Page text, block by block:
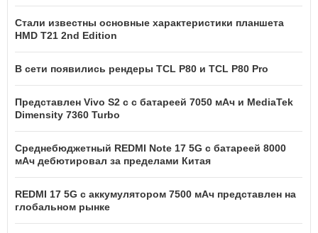
Стали известны основные характеристики планшета
HMD T21 2nd Edition
В сети появились рендеры TCL P80 и TCL P80 Pro
Представлен Vivo S2 с с батареей 7050 мАч и MediaTek
Dimensity 7360 Turbo
Среднебюджетный REDMI Note 17 5G с батареей 8000
мАч дебютировал за пределами Китая
REDMI 17 5G c аккумулятором 7500 мАч представлен на
глобальном рынке